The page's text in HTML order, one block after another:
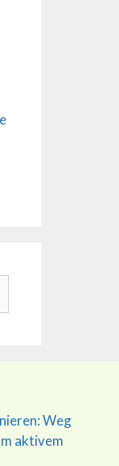
Weg
aktivem